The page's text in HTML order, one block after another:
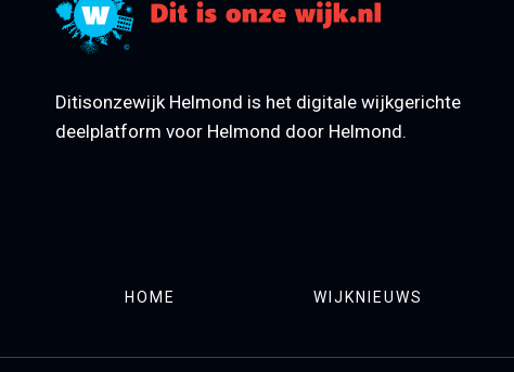
Ditisonzewijk Helmond is het digitale wijkgerichte
deelplatform voor Helmond door Helmond.
HOME WIJKNIEUWS